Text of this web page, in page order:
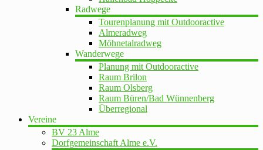
Radwege
Tourenplanung mit Outdooractive
Almeradweg
Möhnetalradweg
Wanderwege
Planung mit Outdooractive
Raum Brilon
Raum Olsberg
Raum Büren/Bad Wünnenberg
Überregional
Vereine
BV 23 Alme
Dorfgemeinschaft Alme e.V.